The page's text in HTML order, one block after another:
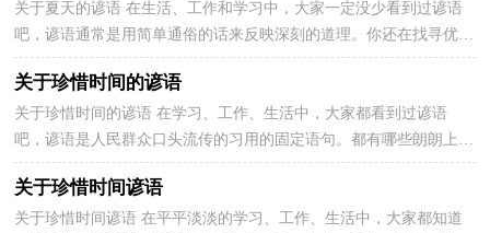
关于夏天的谚语 在生活、工作和学习中，大家一定没少看到过谚语
吧，谚语通常是用简单通俗的话来反映深刻的道理。你还在找寻优秀
经典的谚语吗？下面是小编帮大家整理的关于夏天的...
关于珍惜时间的谚语
关于珍惜时间的谚语 在学习、工作、生活中，大家都看到过谚语
吧，谚语是人民群众口头流传的习用的固定语句。都有哪些朗朗上口
的经典谚语呢？下面是小编收集整理的关于珍惜时间的...
关于珍惜时间谚语
关于珍惜时间谚语 在平平淡淡的学习、工作、生活中，大家都知道